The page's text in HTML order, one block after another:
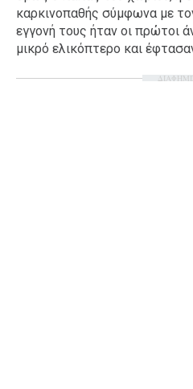
AGENDA
καρκινοπαθής σύμφωνα με
εγγονή τους ήταν οι πρώτοι
μικρό ελικόπτερο και